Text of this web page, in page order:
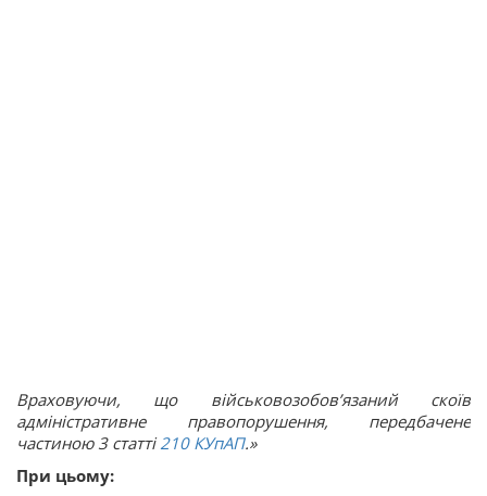
Враховуючи, що військовозобов’язаний скоїв
адміністративне правопорушення, передбачене
частиною 3 статті210 КУпАП.»
При цьому: